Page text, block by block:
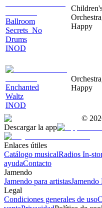
Ballroom
Secrets_No
Drums
INOD
Happy
Enchanted
Waltz
INOD
Happy
©
Descargar la app
Enlaces útiles
Catálogo musicalRadios In-
ayudaContacto
Jamendo
Jamendo para artistasJamendo
Legal
Condiciones generales de uso